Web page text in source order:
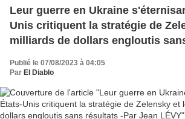
Leur guerre en Ukraine s'éternisant, les États-
Unis critiquent la stratégie de Zelensky et leurs
milliards de dollars engloutis
Jean LÉVY
Publié le 07/08/2023 à 04:05
Par El Diablo